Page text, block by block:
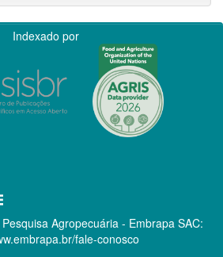
Indexado por
Agropecuária - Embrapa SAC:
fale-conosco